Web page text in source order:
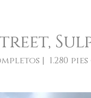
| 1.280